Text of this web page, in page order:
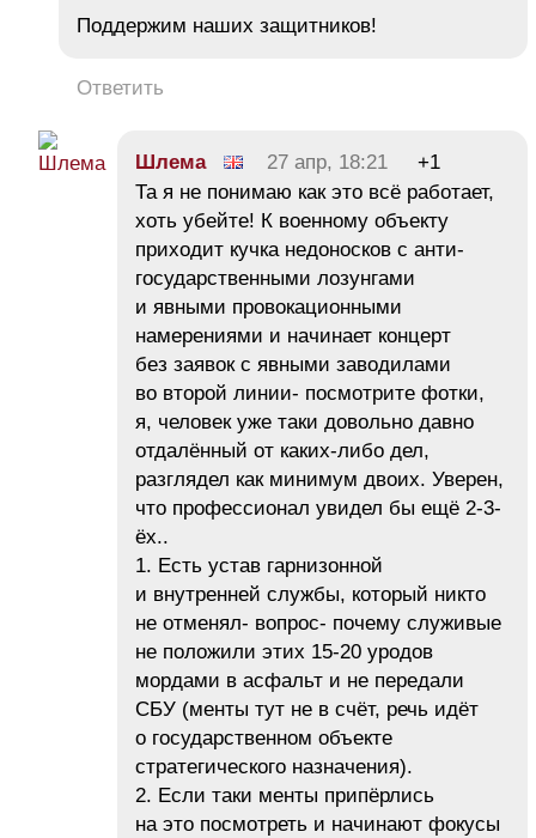
Поддержим наших защитников!
Ответить
Шлема 27 апр, 18:21
+1
Та я не понимаю как это всё работает,
хоть убейте! К военному объекту
приходит кучка недоносков с анти-
государственными лозунгами
и явными провокационными
намерениями и начинает концерт
без заявок с явными заводилами
во второй линии- посмотрите фотки,
я, человек уже таки довольно давно
отдалённый от каких-либо дел,
разглядел как минимум двоих. Уверен,
что профессионал увидел бы ещё 2-3-
ёх..
1. Есть устав гарнизонной
и внутренней службы, который никто
не отменял- вопрос- почему служивые
не положили этих 15-20 уродов
мордами в асфальт и не передали
СБУ (менты тут не в счёт, речь идёт
о государственном объекте
стратегического назначения).
2. Если таки менты припёрлись
на это посмотреть и начинают фокусы